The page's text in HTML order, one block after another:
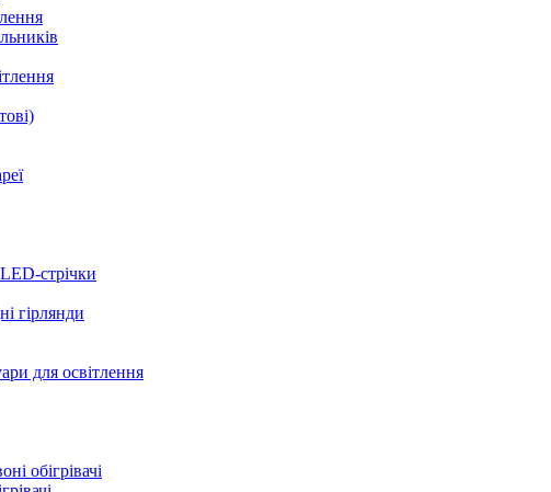
стрічки
гірлянди
для освітлення
обігрівачі